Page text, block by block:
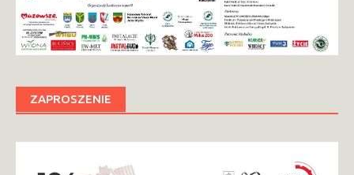
ZAPROSZENIE